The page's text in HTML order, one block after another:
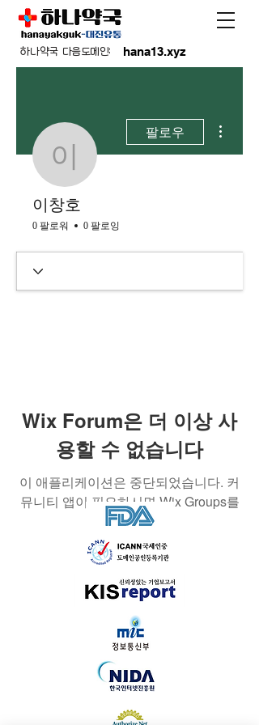
hana13.xyz
하나약국 다음도메인:
이창호
팔로우
이창호
0 팔로워 0 팔로잉
Wix Forum은 더 이상 사
용할 수 없습니다
이 애플리케이션은 중단되었습니다. 커
뮤니티 앱이 필요하시면 Wix Groups를
이용해 주세요.